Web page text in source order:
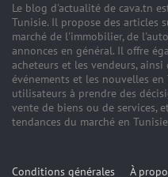
Le blog d'actualité de cava.tn
Tunisie. Il propose des articles
marché de l'immobilier, de
annonces en général. Il offre
acheteurs et les vendeurs,
événements et les nouvelles
utilisateurs à prendre des
vente de biens ou de services,
tendances du marché en
Conditions générales À